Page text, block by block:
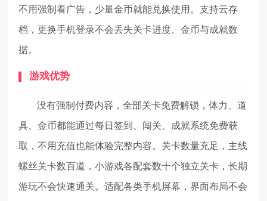
不用强制看广告，少量金币就能兑换使用。支持云存
档，更换手机登录不会丢失关卡进度、金币与成就数
据。
游戏优势
没有强制付费内容，全部关卡免费解锁，体力、道
具、金币都能通过每日签到、闯关、成就系统免费获
取，不用充值也能体验完整内容。关卡数量充足，主线
螺丝关卡数百道，小游戏各配套数十个独立关卡，长期
游玩不会快速通关。适配各类手机屏幕，界面布局不会